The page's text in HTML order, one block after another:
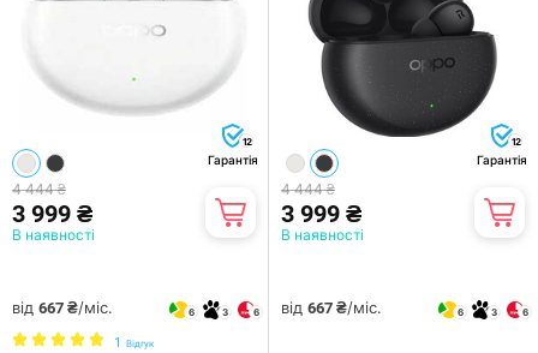
12
Гарантія
4 444 ₴
3 999 ₴
В наявності
від 667 ₴/міс. 6 3 6
1 Відгук
12
Гарантія
4 444 ₴
3 999 ₴
В наявності
від 667 ₴/міс. 6 3 6